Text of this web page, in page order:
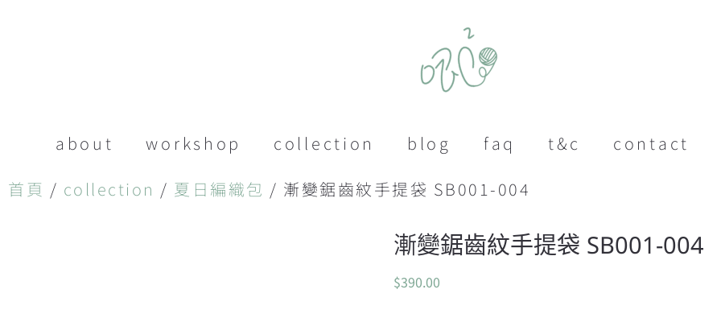
about workshop collection blog faq t&c contact
首頁 / collection / 夏日編織包 / 漸變鋸齒紋手提袋 SB001-004
漸變鋸齒紋手提袋 SB001-004
$390.00